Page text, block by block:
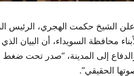
الشيخ حكمت الهجري، الرئيس
محافظة السويداء، أن البيان
إلى المدينة، “صدر تحت ضغط
الحقيقي”.